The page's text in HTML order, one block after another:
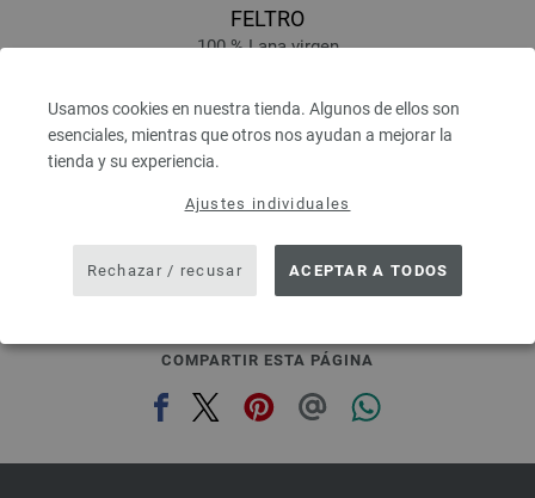
Usamos cookies en nuestra tienda. Algunos de ellos son
esenciales, mientras que otros nos ayudan a mejorar la
tienda y su experiencia.
Ajustes individuales
Rechazar / recusar ACEPTAR A TODOS
FELTRO
100 % Lana virgen
Grosor de las agujas: 8
3,42 $
IVA no incluido, más gastos de envío, Precio base:
prev next
COMPARTIR ESTA PÁGINA